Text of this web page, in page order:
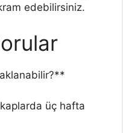
edebilirsiniz.
üç hafta